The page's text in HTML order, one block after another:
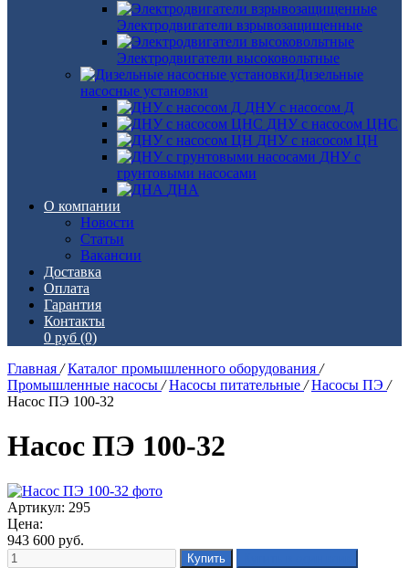
Электродвигатели взрывозащищенные
Электродвигатели высоковольтные
Дизельные
насосные установки
ДНУ с насосом Д
ДНУ с насосом ЦНС
ДНУ с насосом ЦН
ДНУ с
грунтовыми насосами
ДНА
О компании
Новости
Статьи
Вакансии
Доставка
Оплата
Гарантия
Контакты
0 руб (0)
Главная / Каталог промышленного оборудования /
Промышленные насосы / Насосы питательные / Насосы ПЭ /
Насос ПЭ 100-32
Насос ПЭ 100-32
Артикул: 295
Цена:
943 600 руб.